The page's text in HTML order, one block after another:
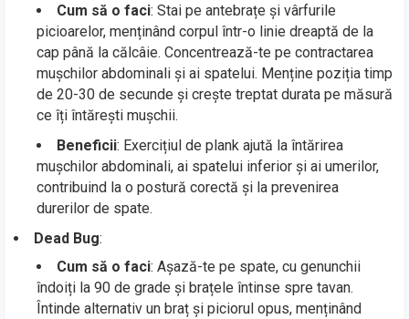
Cum să o faci: Stai pe antebrațe și vârfurile
picioarelor, menținând corpul într-o linie dreaptă de la
cap până la călcâie. Concentrează-te pe contractarea
mușchilor abdominali și ai spatelui. Menține poziția timp
de 20-30 de secunde și crește treptat durata pe măsură
ce îți întărești mușchii.
Beneficii: Exercițiul de plank ajută la întărirea
mușchilor abdominali, ai spatelui inferior și ai umerilor,
contribuind la o postură corectă și la prevenirea
durerilor de spate.
Dead Bug:
Cum să o faci: Așază-te pe spate, cu genunchii
îndoiți la 90 de grade și brațele întinse spre tavan.
Întinde alternativ un braț și piciorul opus, menținând